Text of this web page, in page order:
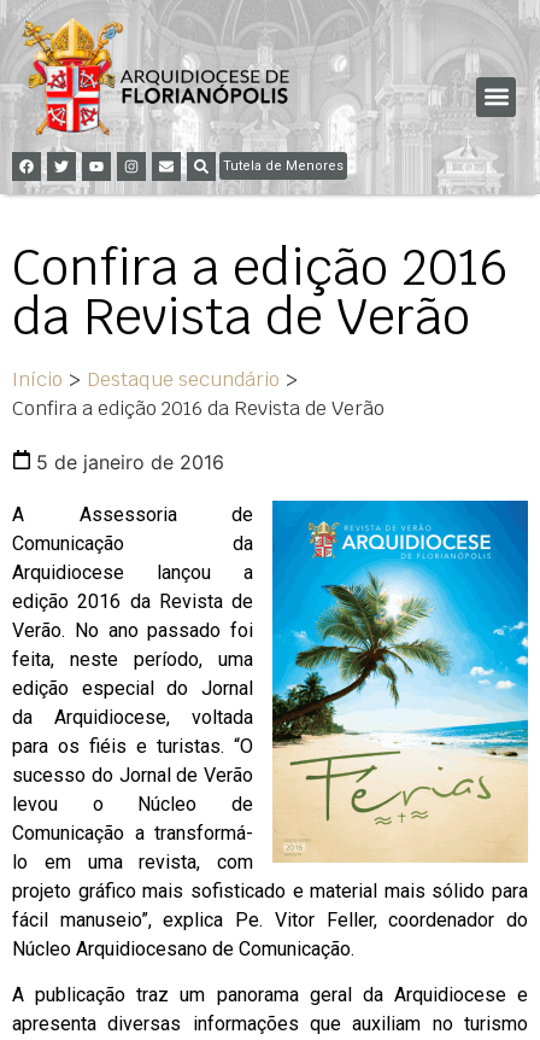
Tutela de Menores
Confira a edição 2016
da Revista de Verão
Início > Destaque secundário >
Confira a edição 2016 da Revista de Verão
5 de janeiro de 2016
A Assessoria de
Comunicação da
Arquidiocese lançou a
edição 2016 da Revista de
Verão. No ano passado foi
feita, neste período, uma
edição especial do Jornal
da Arquidiocese, voltada
para os fiéis e turistas. “O
sucesso do Jornal de Verão
levou o Núcleo de
Comunicação a transformá-
lo em uma revista, com
projeto gráfico mais sofisticado e material mais sólido para
fácil manuseio”, explica Pe. Vitor Feller, coordenador do
Núcleo Arquidiocesano de Comunicação.
A publicação traz um panorama geral da Arquidiocese e
apresenta diversas informações que auxiliam no turismo